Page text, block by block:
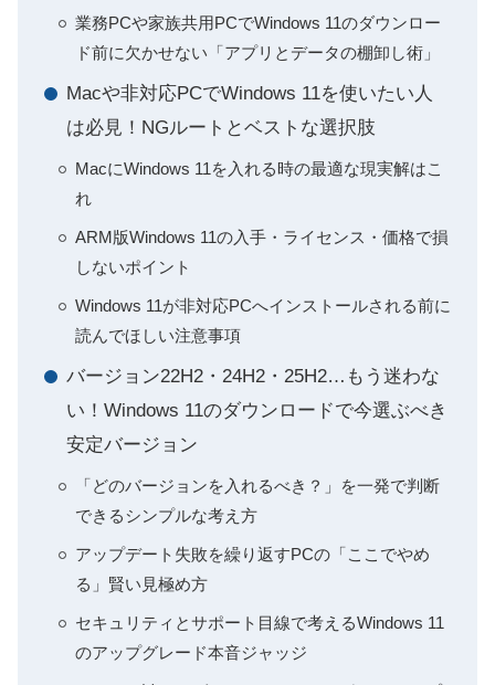
業務PCや家族共用PCでWindows 11のダウンロー
ド前に欠かせない「アプリとデータの棚卸し術」
Macや非対応PCでWindows 11を使いたい人
は必見！NGルートとベストな選択肢
MacにWindows 11を入れる時の最適な現実解はこ
れ
ARM版Windows 11の入手・ライセンス・価格で損
しないポイント
Windows 11が非対応PCへインストールされる前に
読んでほしい注意事項
バージョン22H2・24H2・25H2…もう迷わな
い！Windows 11のダウンロードで今選ぶべき
安定バージョン
「どのバージョンを入れるべき？」を一発で判断
できるシンプルな考え方
アップデート失敗を繰り返すPCの「ここでやめ
る」賢い見極め方
セキュリティとサポート目線で考えるWindows 11
のアップグレード本音ジャッジ